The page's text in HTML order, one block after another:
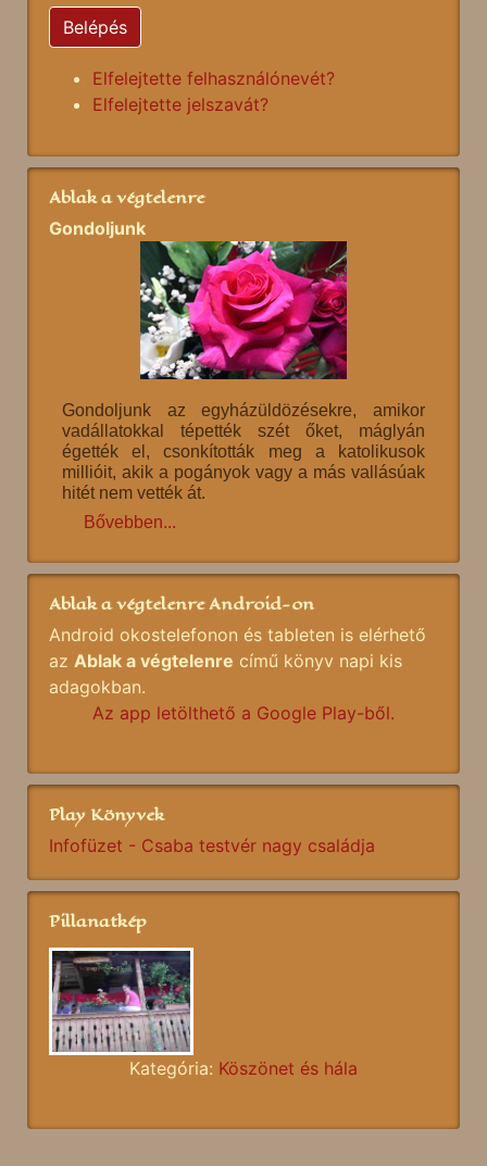
Belépés
Elfelejtette felhasználónevét?
Elfelejtette jelszavát?
Ablak a végtelenre
Gondoljunk
Gondoljunk az egyházüldözésekre, amikor
vadállatokkal tépették szét őket, máglyán
égették el, csonkították meg a katolikusok
millióit, akik a pogányok vagy a más vallásúak
hitét nem vették át.
Bővebben...
Ablak a végtelenre Android-on
Android okostelefonon és tableten is elérhető
az Ablak a végtelenre című könyv napi kis
adagokban.
Az app letölthető a Google Play-ből.
Play Könyvek
Infofüzet - Csaba testvér nagy családja
Pillanatkép
Kategória: Köszönet és hála